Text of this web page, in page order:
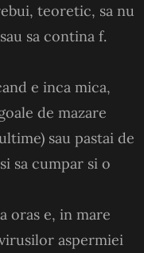
teoretic, sa nu
sa contina f.
e inca mica,
de mazare
sau pastai de
sa cumpar si o
oras e, in mare
aspermiei